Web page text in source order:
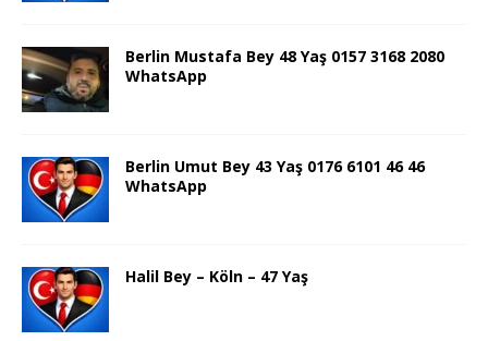
Berlin Mustafa Bey 48 Yaş 0157 3168 2080
WhatsApp
Berlin Umut Bey 43 Yaş 0176 6101 46 46
WhatsApp
Halil Bey – Köln – 47 Yaş